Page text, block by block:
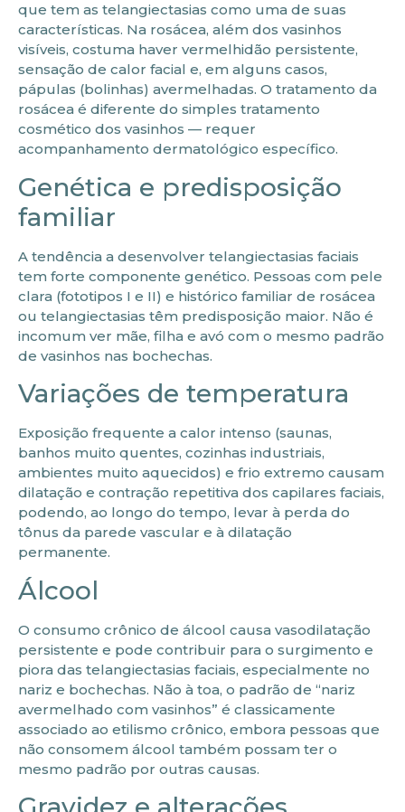
que tem as telangiectasias como uma de suas
características. Na rosácea, além dos vasinhos
visíveis, costuma haver vermelhidão persistente,
sensação de calor facial e, em alguns casos,
pápulas (bolinhas) avermelhadas. O tratamento da
rosácea é diferente do simples tratamento
cosmético dos vasinhos — requer
acompanhamento dermatológico específico.
Genética e predisposição
familiar
A tendência a desenvolver telangiectasias faciais
tem forte componente genético. Pessoas com pele
clara (fototipos I e II) e histórico familiar de rosácea
ou telangiectasias têm predisposição maior. Não é
incomum ver mãe, filha e avó com o mesmo padrão
de vasinhos nas bochechas.
Variações de temperatura
Exposição frequente a calor intenso (saunas,
banhos muito quentes, cozinhas industriais,
ambientes muito aquecidos) e frio extremo causam
dilatação e contração repetitiva dos capilares faciais,
podendo, ao longo do tempo, levar à perda do
tônus da parede vascular e à dilatação
permanente.
Álcool
O consumo crônico de álcool causa vasodilatação
persistente e pode contribuir para o surgimento e
piora das telangiectasias faciais, especialmente no
nariz e bochechas. Não à toa, o padrão de “nariz
avermelhado com vasinhos” é classicamente
associado ao etilismo crônico, embora pessoas que
não consomem álcool também possam ter o
mesmo padrão por outras causas.